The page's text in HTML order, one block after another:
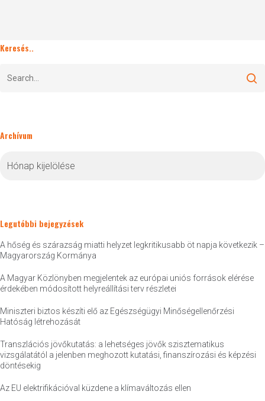
Keresés..
Archívum
Legutóbbi bejegyzések
A hőség és szárazság miatti helyzet legkritikusabb öt napja következik –
Magyarország Kormánya
A Magyar Közlönyben megjelentek az európai uniós források elérése
érdekében módosított helyreállítási terv részletei
Miniszteri biztos készíti elő az Egészségügyi Minőségellenőrzési
Hatóság létrehozását
Transzlációs jövőkutatás: a lehetséges jövők szisztematikus
vizsgálatától a jelenben meghozott kutatási, finanszírozási és képzési
döntésekig
Az EU elektrifikációval küzdene a klímaváltozás ellen